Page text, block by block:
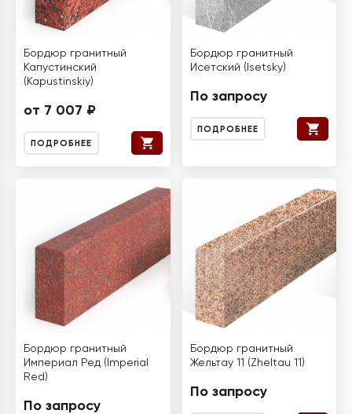
Бордюр гранитный
Капустинский
(Kapustinskiy)
от 7 007 ₽
ПОДРОБНЕЕ
Бордюр гранитный
Исетский (Isetsky)
По запросу
ПОДРОБНЕЕ
Бордюр гранитный
Империал Ред (Imperial
Red)
По запросу
Бордюр гранитный
Жельтау 11 (Zheltau 11)
По запросу